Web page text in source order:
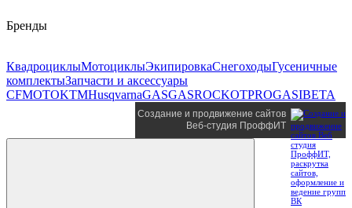
Бренды
КвадроциклыМотоциклыЭкипировкаСнегоходыГусеничные
комплектыЗапчасти и аксессуары
CFMOTOKTMHusqvarnaGASGASROCKOTPROGASIBETA
Создание и продвижение сайтов
Веб-студия ПроффИТ